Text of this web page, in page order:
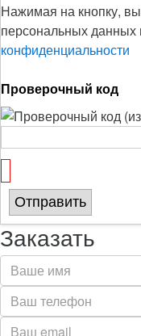
Нажимая на кнопку,
персональных данных
конфиденциальности
Проверочный код
Отправить
Заказать